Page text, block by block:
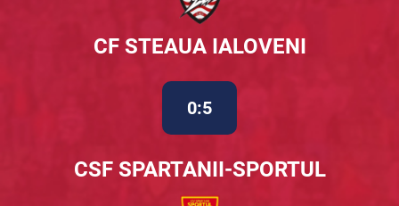
CF STEAUA IALOVENI
0:5
CSF SPARTANII-SPORTUL